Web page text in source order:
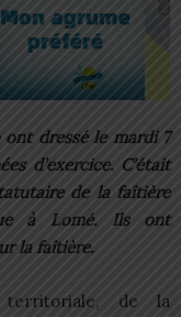
ont dressé le mardi 7
d’exercice. C’était
de la faîtière
à Lomé. Ils ont
la faîtière.
territoriale, de la